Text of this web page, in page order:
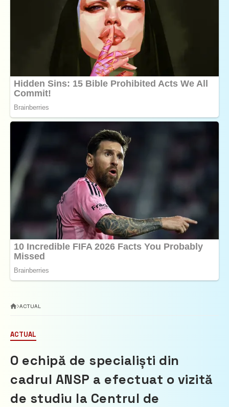
ACTUAL
ACTUAL
O echipă de specialiști din
cadrul ANSP a efectuat o vizită
de studiu la Centrul de